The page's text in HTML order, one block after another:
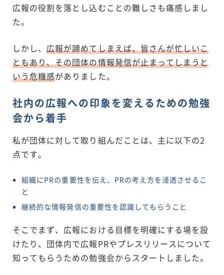
広報の役割を落とし込むことの難しさも痛感しまし
た。
しかし、広報が諦めてしまえば、皆さんが忙しいこ
ともあり、その団体の情報発信が止まってしまうと
いう危機感がありました。
社内の広報への印象を変えるための勉強
会から着手
私が団体に対して取り組んだことは、主に以下の2
点です。
組織にPRの重要性を伝え、PRの考え方を浸透させるこ
と
継続的な情報発信の重要性を認識してもらうこと
そこでまず、広報における目標を明確にする場を設
けたり、団体内で広報PRやプレスリリースについて
知ってもらうための勉強会からスタートしました。